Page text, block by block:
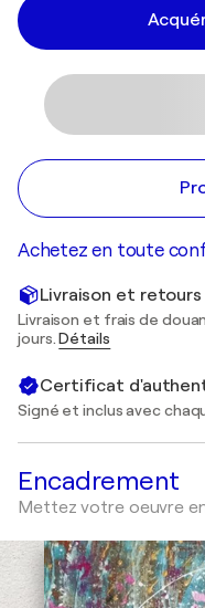
Achetez en toute
Livraison et
Livraison et frais de
jours.Détails
Certificat
Signé et inclus avec
Encadrement
Mettez votre oeuvre